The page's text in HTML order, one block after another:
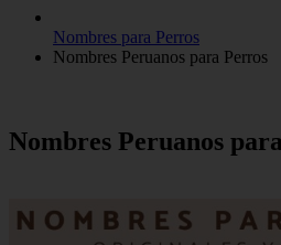
Nombres para Perros
Nombres Peruanos para Perros
Nombres Peruanos